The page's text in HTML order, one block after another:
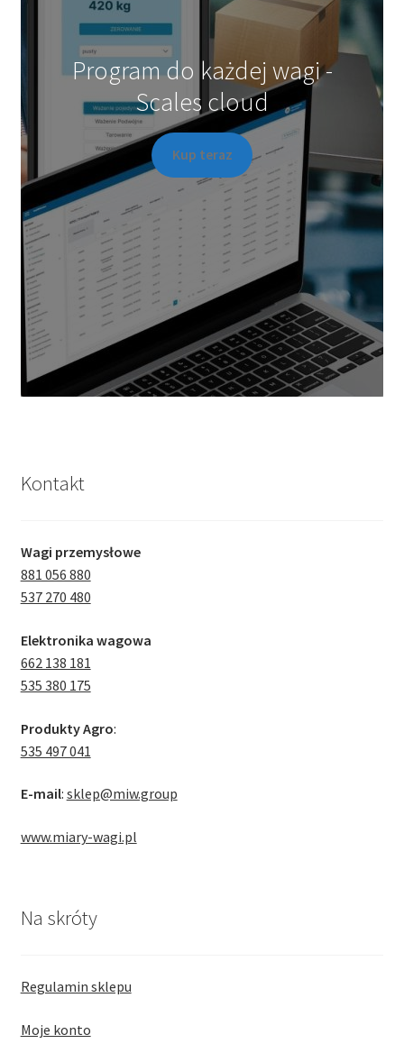
Program do każdej wagi -
Scales cloud
Kup teraz
Kontakt
Wagi przemysłowe
881 056 880
537 270 480
Elektronika wagowa
662 138 181
535 380 175
Produkty Agro:
535 497 041
E-mail: sklep@miw.group
www.miary-wagi.pl
Na skróty
Regulamin sklepu
Moje konto